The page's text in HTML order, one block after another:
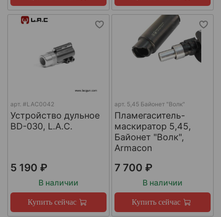
арт. #LAC0042
Устройство дульное
BD-030, L.A.C.
5 190 ₽
В наличии
Купить сейчас
арт. 5,45 Байонет "Волк"
Пламегаситель-
маскиратор 5,45,
Байонет "Волк",
Armacon
7 700 ₽
В наличии
Купить сейчас